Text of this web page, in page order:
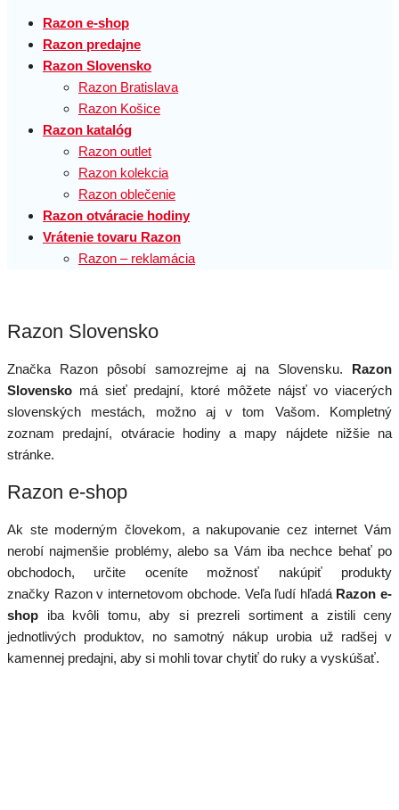
Razon e-shop
Razon predajne
Razon Slovensko
Razon Bratislava
Razon Košice
Razon katalóg
Razon outlet
Razon kolekcia
Razon oblečenie
Razon otváracie hodiny
Vrátenie tovaru Razon
Razon – reklamácia
Razon Slovensko
Značka Razon pôsobí samozrejme aj na Slovensku. Razon
Slovensko má sieť predajní, ktoré môžete nájsť vo viacerých
slovenských mestách, možno aj v tom Vašom. Kompletný
zoznam predajní, otváracie hodiny a mapy nájdete nižšie na
stránke.
Razon e-shop
Ak ste moderným človekom, a nakupovanie cez internet Vám
nerobí najmenšie problémy, alebo sa Vám iba nechce behať po
obchodoch, určite oceníte možnosť nakúpiť produkty
značky Razon v internetovom obchode. Veľa ľudí hľadá Razon e-
shop iba kvôli tomu, aby si prezreli sortiment a zistili ceny
jednotlivých produktov, no samotný nákup urobia už radšej v
kamennej predajni, aby si mohli tovar chytiť do ruky a vyskúšať.